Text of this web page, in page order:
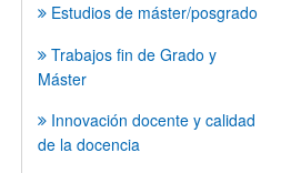
Estudios de máster/posgrado
Trabajos fin de Grado y
Máster
Innovación docente y calidad
de la docencia